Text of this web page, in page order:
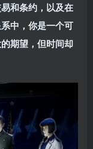
和条约，以及在
中，你是一个可
期望，但时间却